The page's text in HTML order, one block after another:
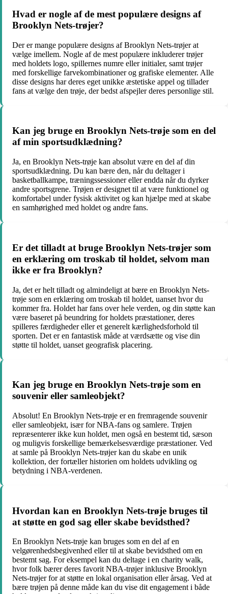
Hvad er nogle af de mest populære designs af
Brooklyn Nets-trøjer?
Der er mange populære designs af Brooklyn Nets-trøjer at
vælge imellem. Nogle af de mest populære inkluderer trøjer
med holdets logo, spillernes numre eller initialer, samt trøjer
med forskellige farvekombinationer og grafiske elementer. Alle
disse designs har deres eget unikke æstetiske appel og tillader
fans at vælge den trøje, der bedst afspejler deres personlige stil.
Kan jeg bruge en Brooklyn Nets-trøje som en del
af min sportsudklædning?
Ja, en Brooklyn Nets-trøje kan absolut være en del af din
sportsudklædning. Du kan bære den, når du deltager i
basketballkampe, træningssessioner eller endda når du dyrker
andre sportsgrene. Trøjen er designet til at være funktionel og
komfortabel under fysisk aktivitet og kan hjælpe med at skabe
en samhørighed med holdet og andre fans.
Er det tilladt at bruge Brooklyn Nets-trøjer som
en erklæring om troskab til holdet, selvom man
ikke er fra Brooklyn?
Ja, det er helt tilladt og almindeligt at bære en Brooklyn Nets-
trøje som en erklæring om troskab til holdet, uanset hvor du
kommer fra. Holdet har fans over hele verden, og din støtte kan
være baseret på beundring for holdets præstationer, deres
spilleres færdigheder eller et generelt kærlighedsforhold til
sporten. Det er en fantastisk måde at værdsætte og vise din
støtte til holdet, uanset geografisk placering.
Kan jeg bruge en Brooklyn Nets-trøje som en
souvenir eller samleobjekt?
Absolut! En Brooklyn Nets-trøje er en fremragende souvenir
eller samleobjekt, især for NBA-fans og samlere. Trøjen
repræsenterer ikke kun holdet, men også en bestemt tid, sæson
og muligvis forskellige bemærkelsesværdige præstationer. Ved
at samle på Brooklyn Nets-trøjer kan du skabe en unik
kollektion, der fortæller historien om holdets udvikling og
betydning i NBA-verdenen.
Hvordan kan en Brooklyn Nets-trøje bruges til
at støtte en god sag eller skabe bevidsthed?
En Brooklyn Nets-trøje kan bruges som en del af en
velgørenhedsbegivenhed eller til at skabe bevidsthed om en
bestemt sag. For eksempel kan du deltage i en charity walk,
hvor folk bærer deres favorit NBA-trøjer inklusive Brooklyn
Nets-trøjer for at støtte en lokal organisation eller årsag. Ved at
bære trøjen på denne måde kan du vise dit engagement i både